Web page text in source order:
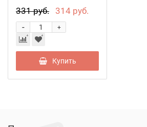
331 руб. 314 руб.
+
-
Купить